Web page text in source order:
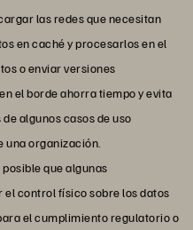
las redes que necesitan
en caché y procesarlos en el
o enviar versiones
el borde ahorra tiempo y evita
algunos casos de uso
una organización.
posible que algunas
control físico sobre los datos
el cumplimiento regulatorio o